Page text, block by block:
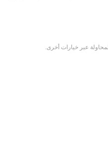
عبر خيارات أخرى.